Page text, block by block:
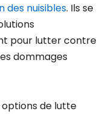
des nuisibles. Ils se
pour lutter contre
dommages
options de lutte